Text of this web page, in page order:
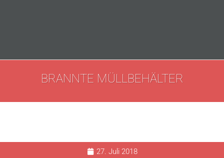
BRANNTE MÜLLBEHÄLTER
27. Juli 2018